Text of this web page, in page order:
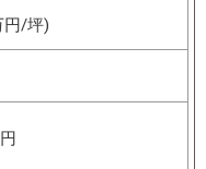
円/坪)